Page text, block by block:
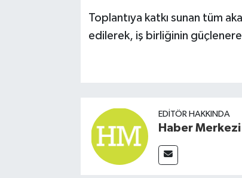
Toplantıya katkı sunan tüm
edilerek, iş birliğinin
EDITÖR HAKKINDA
Haber Merkezi